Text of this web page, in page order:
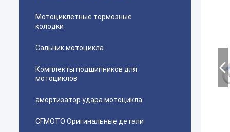
Мотоциклетные тормозные
колодки
Сальник мотоцикла
Комплекты подшипников для
мотоциклов
амортизатор удара мотоцикла
CFMOTO Оригинальные детали